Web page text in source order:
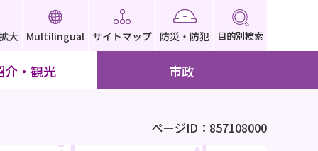
大 Multilingual サイトマップ 防災・防犯 目的別検索
介・観光 市政
ページID：857108000